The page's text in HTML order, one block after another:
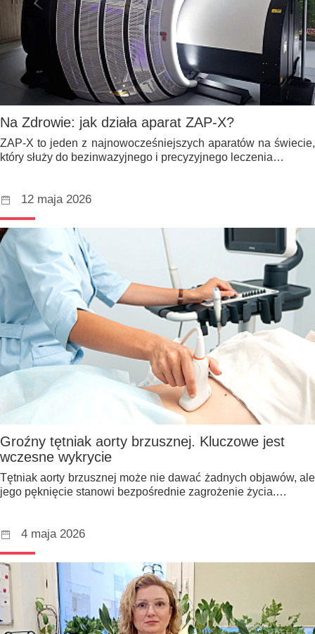
Na Zdrowie: jak działa aparat ZAP-X?
ZAP-X to jeden z najnowocześniejszych aparatów na świecie,
który służy do bezinwazyjnego i precyzyjnego leczenia…
12 maja 2026
Groźny tętniak aorty brzusznej. Kluczowe jest
wczesne wykrycie
Tętniak aorty brzusznej może nie dawać żadnych objawów, ale
jego pęknięcie stanowi bezpośrednie zagrożenie życia.…
4 maja 2026